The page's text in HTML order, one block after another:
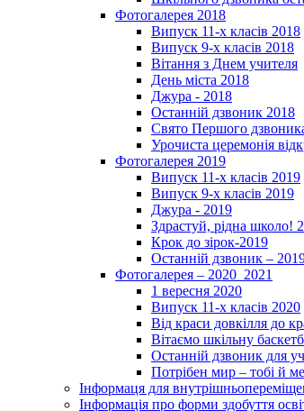
Фотогалерея 2018
Випуск 11-х класів 2018
Випуск 9-х класів 2018
Вітання з Днем учителя
День міста 2018
Джура - 2018
Останній дзвоник 2018
Свято Першого
Урочиста церемонія
Фотогалерея 2019
Випуск 11-х класів 2019
Випуск 9-х класів 2019
Джура - 2019
Здрастуй, рідна школо!
Крок до зірок-2019
Останній дзвоник –
Фотогалерея – 2020_2021
1 вересня 2020
Випуск 11-х класів 2020
Від краси довкілля до
Вітаємо шкільну
Останній дзвоник для
Потрібен мир – тобі й
Інформаця для
Інформація про форми здобуття